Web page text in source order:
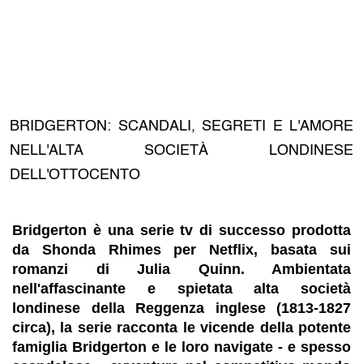
BRIDGERTON: SCANDALI, SEGRETI E L'AMORE
NELL'ALTA SOCIETÀ LONDINESE
DELL'OTTOCENTO
Bridgerton è una serie tv di successo prodotta
da Shonda Rhimes per Netflix, basata sui
romanzi di Julia Quinn. Ambientata
nell'affascinante e spietata alta società
londinese della Reggenza inglese (1813-1827
circa), la serie racconta le vicende della potente
famiglia Bridgerton e le loro navigate - e spesso